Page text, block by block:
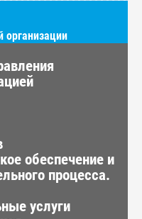
организации
обеспечение и
процесса.
услуги